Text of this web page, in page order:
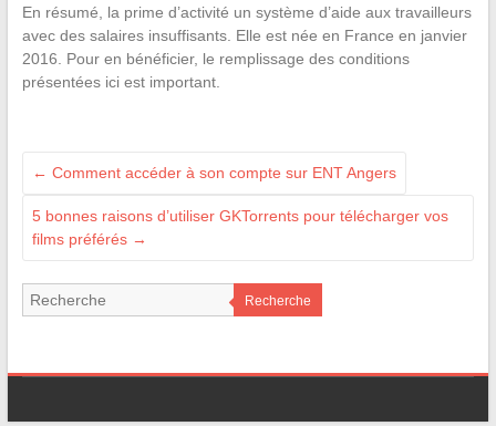
En résumé, la prime d’activité un système d’aide aux travailleurs
avec des salaires insuffisants. Elle est née en France en janvier
2016. Pour en bénéficier, le remplissage des conditions
présentées ici est important.
← Comment accéder à son compte sur ENT Angers
5 bonnes raisons d’utiliser GKTorrents pour télécharger vos
films préférés →
Recherche